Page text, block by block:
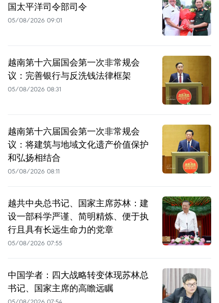
国太平洋司令部司令
05/08/2026 09:01
越南第十六届国会第一次非常规会
议：完善银行与反洗钱法律框架
05/08/2026 08:31
越南第十六届国会第一次非常规会
议：将建筑与地域文化遗产价值保护
和弘扬相结合
05/08/2026 08:11
越共中央总书记、国家主席苏林：建
设一部科学严谨、简明精炼、便于执
行且具有长远生命力的党章
05/08/2026 07:55
中国学者：四大战略转变体现苏林总
书记、国家主席的高瞻远瞩